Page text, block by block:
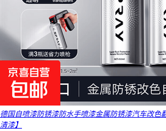
德国自喷漆防锈漆防水手喷漆金属防锈漆汽车改色
清漆】